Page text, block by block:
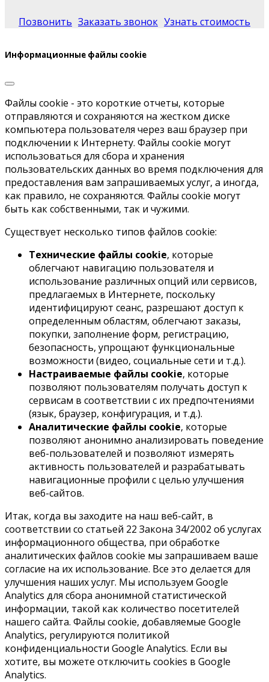
Позвонить Заказать звонок Узнать стоимость
Информационные файлы cookie
Файлы cookie - это короткие отчеты, которые
отправляются и сохраняются на жестком диске
компьютера пользователя через ваш браузер при
подключении к Интернету. Файлы cookie могут
использоваться для сбора и хранения
пользовательских данных во время подключения для
предоставления вам запрашиваемых услуг, а иногда,
как правило, не сохраняются. Файлы cookie могут
быть как собственными, так и чужими.
Существует несколько типов файлов cookie:
Технические файлы cookie, которые
облегчают навигацию пользователя и
использование различных опций или сервисов,
предлагаемых в Интернете, поскольку
идентифицируют сеанс, разрешают доступ к
определенным областям, облегчают заказы,
покупки, заполнение форм, регистрацию,
безопасность, упрощают функциональные
возможности (видео, социальные сети и т.д.).
Настраиваемые файлы cookie, которые
позволяют пользователям получать доступ к
сервисам в соответствии с их предпочтениями
(язык, браузер, конфигурация, и т.д.).
Аналитические файлы cookie, которые
позволяют анонимно анализировать поведение
веб-пользователей и позволяют измерять
активность пользователей и разрабатывать
навигационные профили с целью улучшения
веб-сайтов.
Итак, когда вы заходите на наш веб-сайт, в
соответствии со статьей 22 Закона 34/2002 об услугах
информационного общества, при обработке
аналитических файлов cookie мы запрашиваем ваше
согласие на их использование. Все это делается для
улучшения наших услуг. Мы используем Google
Analytics для сбора анонимной статистической
информации, такой как количество посетителей
нашего сайта. Файлы cookie, добавляемые Google
Analytics, регулируются политикой
конфиденциальности Google Analytics. Если вы
хотите, вы можете отключить cookies в Google
Analytics.